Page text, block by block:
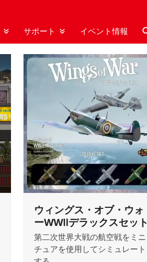
サポート イベント情報
ウィングス・オブ・ウォ
ーWWⅡデラックスセット
第二次世界大戦の航空戦をミニ
チュアを使用してシミュレート